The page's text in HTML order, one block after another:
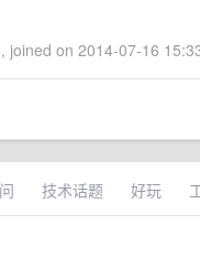
joined on 2014-07-16
技术话题 好玩